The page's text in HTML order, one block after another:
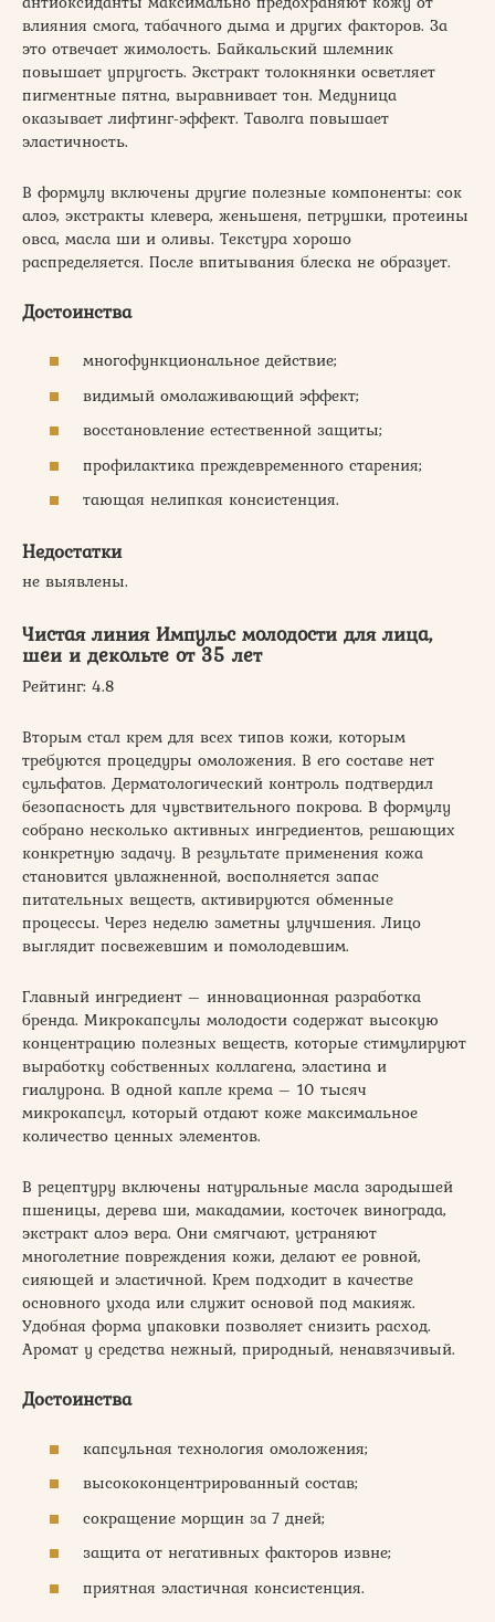
влияния смога, табачного дыма и других факторов. За
это отвечает жимолость. Байкальский шлемник
повышает упругость. Экстракт толокнянки осветляет
пигментные пятна, выравнивает тон. Медуница
оказывает лифтинг-эффект. Таволга повышает
эластичность.
В формулу включены другие полезные компоненты: сок
алоэ, экстракты клевера, женьшеня, петрушки, протеины
овса, масла ши и оливы. Текстура хорошо
распределяется. После впитывания блеска не образует.
Достоинства
многофункциональное действие;
видимый омолаживающий эффект;
восстановление естественной защиты;
профилактика преждевременного старения;
тающая нелипкая консистенция.
Недостатки
не выявлены.
Чистая линия Импульс молодости для лица,
шеи и декольте от 35 лет
Рейтинг: 4.8
Вторым стал крем для всех типов кожи, которым
требуются процедуры омоложения. В его составе нет
сульфатов. Дерматологический контроль подтвердил
безопасность для чувствительного покрова. В формулу
собрано несколько активных ингредиентов, решающих
конкретную задачу. В результате применения кожа
становится увлажненной, восполняется запас
питательных веществ, активируются обменные
процессы. Через неделю заметны улучшения. Лицо
выглядит посвежевшим и помолодевшим.
Главный ингредиент – инновационная разработка
бренда. Микрокапсулы молодости содержат высокую
концентрацию полезных веществ, которые стимулируют
выработку собственных коллагена, эластина и
гиалурона. В одной капле крема – 10 тысяч
микрокапсул, который отдают коже максимальное
количество ценных элементов.
В рецептуру включены натуральные масла зародышей
пшеницы, дерева ши, макадамии, косточек винограда,
экстракт алоэ вера. Они смягчают, устраняют
многолетние повреждения кожи, делают ее ровной,
сияющей и эластичной. Крем подходит в качестве
основного ухода или служит основой под макияж.
Удобная форма упаковки позволяет снизить расход.
Аромат у средства нежный, природный, ненавязчивый.
Достоинства
капсульная технология омоложения;
высококонцентрированный состав;
сокращение морщин за 7 дней;
защита от негативных факторов извне;
приятная эластичная консистенция.